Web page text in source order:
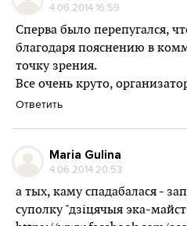
4.06.2014 16:59
Сперва было перепугался,
благодаря пояснению в
точку зрения.
Все очень круто,
Ответить
Maria Gulina
4.06.2014 20:53
а тых, каму спадабалася -
суполку "дзiцячыя эка-